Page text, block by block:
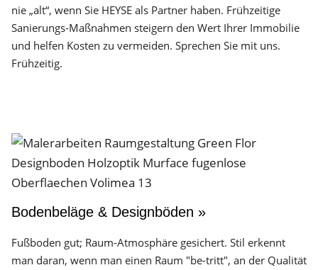
nie „alt“, wenn Sie HEYSE als Partner haben. Frühzeitige
Sanierungs-Maßnahmen steigern den Wert Ihrer Immobilie
und helfen Kosten zu vermeiden. Sprechen Sie mit uns.
Frühzeitig.
Bodenbeläge & Designböden »
Fußboden gut; Raum-Atmosphäre gesichert. Stil erkennt
man daran, wenn man einen Raum "be-tritt", an der Qualität